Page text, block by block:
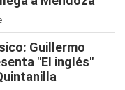
Guillermo
"El inglés"